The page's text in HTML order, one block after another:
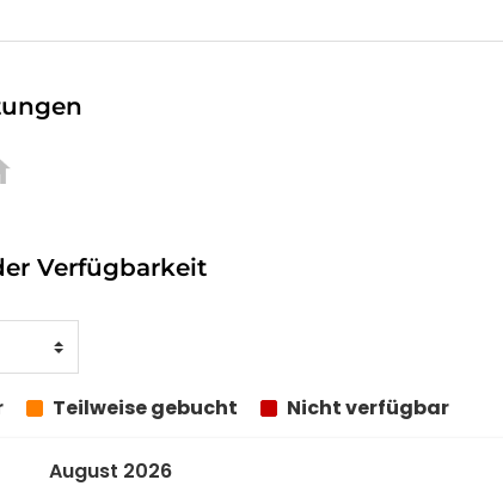
Verfügbarkeit
Teilweise gebucht Nicht verfügbar
August 2026